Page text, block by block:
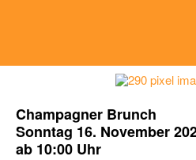
Champagner Brunch
Sonntag 16. November
ab 10:00 Uhr